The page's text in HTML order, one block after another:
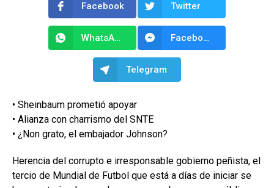
Facebook Twitter
WhatsApp Facebook Messenger
Telegram
• Sheinbaum prometió apoyar
• Alianza con charrismo del SNTE
• ¿Non grato, el embajador Johnson?
Herencia del corrupto e irresponsable gobierno peñista, el
tercio de Mundial de Futbol que está a días de iniciar se